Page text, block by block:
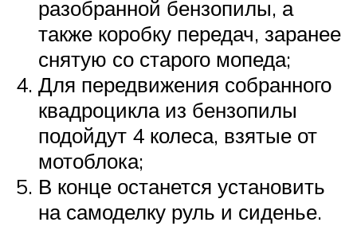
разобранной бензопилы, а
также коробку передач, заранее
снятую со старого мопеда;
Для передвижения собранного
квадроцикла из бензопилы
подойдут 4 колеса, взятые от
мотоблока;
В конце останется установить
на самоделку руль и сиденье.